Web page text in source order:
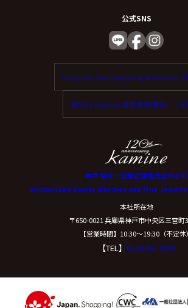
公式SNS
Enjoy tax-free shopping at Kamine.
歡迎在 Kamine 享受免稅購物。（中
神戸 時計・宝飾正規販売店カミネ
Authorized Dealer Watches and Fine
本社所在地
〒650-0021 兵庫県神戸市中央区三宮町
【営業時間】10:30〜19:30（不定休）
【TEL】 0120-02-7039